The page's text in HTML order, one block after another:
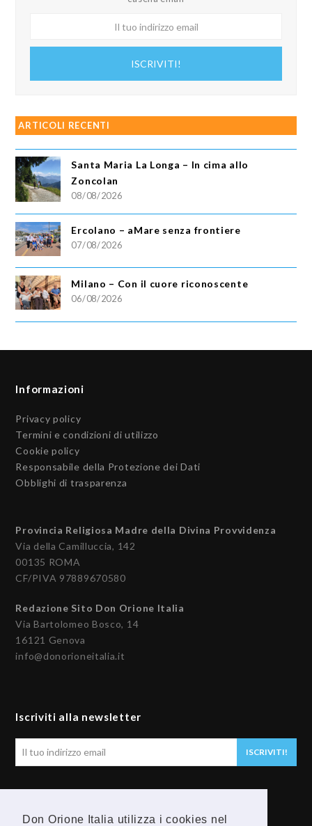
Don Orione Italia utilizza i cookies nel
ISCRIVITI!
ARTICOLI RECENTI
Santa Maria La Longa – In cima allo
Zoncolan
08/08/2026
Ercolano – aMare senza frontiere
07/08/2026
Milano – Con il cuore riconoscente
06/08/2026
Informazioni
Privacy policy
Termini e condizioni di utilizzo
Cookie policy
Responsabile della Protezione dei Dati
Obblighi di trasparenza
Provincia Religiosa Madre della Divina Provvidenza
Via della Camilluccia, 142
00135 ROMA
CF/PIVA 97889670580
Redazione Sito Don Orione Italia
Via Bartolomeo Bosco, 14
16121 Genova
info@donorioneitalia.it
Iscriviti alla newsletter
ISCRIVITI!